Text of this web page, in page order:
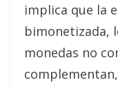
implica que la
bimonetizada,
monedas no